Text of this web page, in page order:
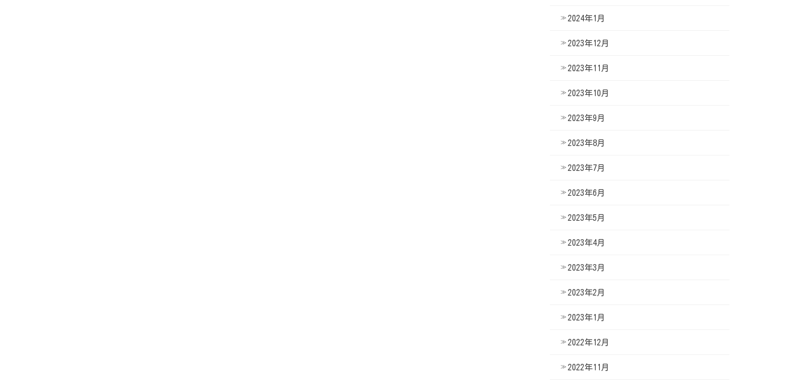
2024年1月
2023年12月
2023年11月
2023年10月
2023年9月
2023年8月
2023年7月
2023年6月
2023年5月
2023年4月
2023年3月
2023年2月
2023年1月
2022年12月
2022年11月